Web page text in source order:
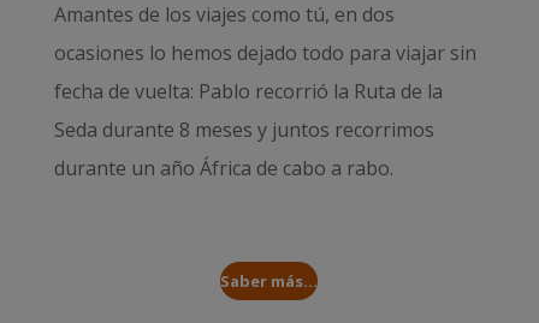
Amantes de los viajes como tú, en dos
ocasiones lo hemos dejado todo para viajar sin
fecha de vuelta: Pablo recorrió la Ruta de la
Seda durante 8 meses y juntos recorrimos
durante un año África de cabo a rabo.
Saber más...